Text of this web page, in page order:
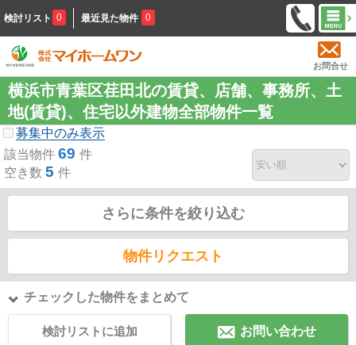
検討リスト 0 最近見た物件 0
お問合せ
横浜市青葉区荏田北の賃貸、店舗、事務所、土
地(賃貸)、住宅以外建物全部物件一覧
募集中のみ表示
該当物件 69 件
空き数 5 件
さらに条件を絞り込む
物件リクエスト
チェックした物件をまとめて
検討リストに追加 お問い合わせ